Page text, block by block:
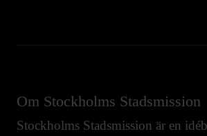
Om Stockholms Stadsmission
Stockholms Stadsmission är en